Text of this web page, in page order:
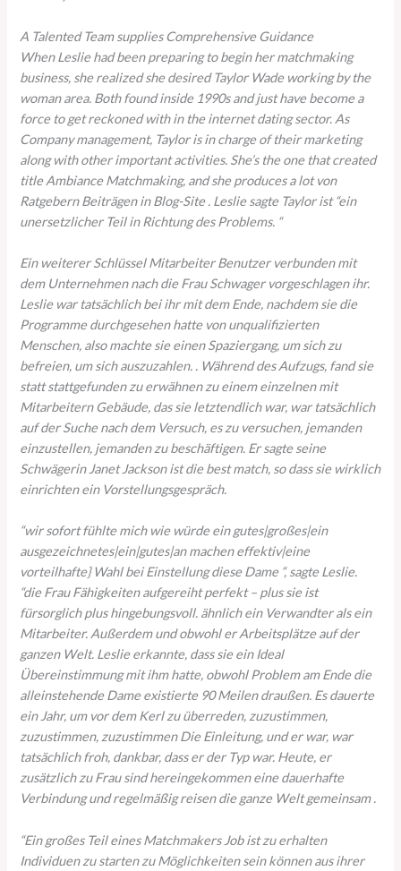
A Talented Team supplies Comprehensive Guidance
When Leslie had been preparing to begin her matchmaking
business, she realized she desired Taylor Wade working by the
woman area. Both found inside 1990s and just have become a
force to get reckoned with in the internet dating sector. As
Company management, Taylor is in charge of their marketing
along with other important activities. She’s the one that created
title Ambiance Matchmaking, and she produces a lot von
Ratgebern Beiträgen in Blog-Site . Leslie sagte Taylor ist “ein
unersetzlicher Teil in Richtung des Problems. “
Ein weiterer Schlüssel Mitarbeiter Benutzer verbunden mit
dem Unternehmen nach die Frau Schwager vorgeschlagen ihr.
Leslie war tatsächlich bei ihr mit dem Ende, nachdem sie die
Programme durchgesehen hatte von unqualifizierten
Menschen, also machte sie einen Spaziergang, um sich zu
befreien, um sich auszuzahlen. . Während des Aufzugs, fand sie
statt stattgefunden zu erwähnen zu einem einzelnen mit
Mitarbeitern Gebäude, das sie letztendlich war, war tatsächlich
auf der Suche nach dem Versuch, es zu versuchen, jemanden
einzustellen, jemanden zu beschäftigen. Er sagte seine
Schwägerin Janet Jackson ist die best match, so dass sie wirklich
einrichten ein Vorstellungsgespräch.
“wir sofort fühlte mich wie würde ein gutes|großes|ein
ausgezeichnetes|ein|gutes|an machen effektiv|eine
vorteilhafte} Wahl bei Einstellung diese Dame “, sagte Leslie.
“die Frau Fähigkeiten aufgereiht perfekt – plus sie ist
fürsorglich plus hingebungsvoll. ähnlich ein Verwandter als ein
Mitarbeiter. Außerdem und obwohl er Arbeitsplätze auf der
ganzen Welt. Leslie erkannte, dass sie ein Ideal
Übereinstimmung mit ihm hatte, obwohl Problem am Ende die
alleinstehende Dame existierte 90 Meilen draußen. Es dauerte
ein Jahr, um vor dem Kerl zu überreden, zuzustimmen,
zuzustimmen, zuzustimmen Die Einleitung, und er war, war
tatsächlich froh, dankbar, dass er der Typ war. Heute, er
zusätzlich zu Frau sind hereingekommen eine dauerhafte
Verbindung und regelmäßig reisen die ganze Welt gemeinsam .
“Ein großes Teil eines Matchmakers Job ist zu erhalten
Individuen zu starten zu Möglichkeiten sein können aus ihrer